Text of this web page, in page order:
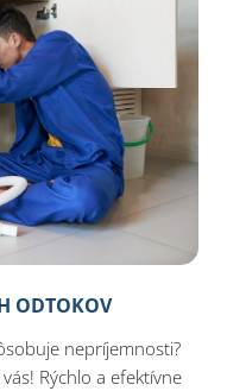
ODTOKOV
nepríjemnosti?
Rýchlo a efektívne